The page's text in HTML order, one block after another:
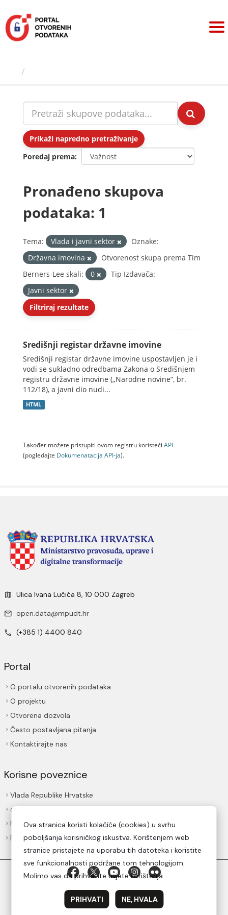
sadržaj
Prikaži napredno pretraživanje
Poredaj prema
Pronađeno skupova
podataka: 1
Tema: Vlada i javni sektor
Oznake:
Državna imovina
Otvorenost skupa prema Tim
Berners-Lee skali:
0
Tip Izdavača:
Javni sektor
Filtriraj rezultate
Središnji registar državne imovine
Središnji registar državne imovine uspostavljen je i
vodi se sukladno odredbama Zakona o Središnjem
registru državne imovine („Narodne novine“, br.
112/18), a javni dio nudi...
HTML
Također možete pristupiti ovom registru koristeći API
(pogledajte Dokumenаtаcijа API-jа).